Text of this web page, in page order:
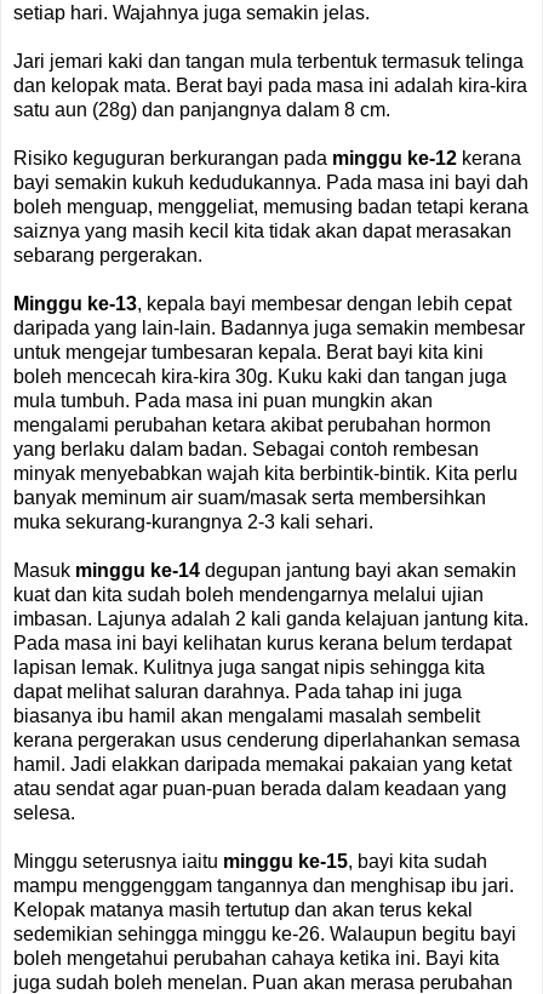
setiap hari. Wajahnya juga semakin jelas.
Jari jemari kaki dan tangan mula terbentuk termasuk telinga
dan kelopak mata. Berat bayi pada masa ini adalah kira-kira
satu aun (28g) dan panjangnya dalam 8 cm.
Risiko keguguran berkurangan pada minggu ke-12 kerana
bayi semakin kukuh kedudukannya. Pada masa ini bayi dah
boleh menguap, menggeliat, memusing badan tetapi kerana
saiznya yang masih kecil kita tidak akan dapat merasakan
sebarang pergerakan.
Minggu ke-13, kepala bayi membesar dengan lebih cepat
daripada yang lain-lain. Badannya juga semakin membesar
untuk mengejar tumbesaran kepala. Berat bayi kita kini
boleh mencecah kira-kira 30g. Kuku kaki dan tangan juga
mula tumbuh. Pada masa ini puan mungkin akan
mengalami perubahan ketara akibat perubahan hormon
yang berlaku dalam badan. Sebagai contoh rembesan
minyak menyebabkan wajah kita berbintik-bintik. Kita perlu
banyak meminum air suam/masak serta membersihkan
muka sekurang-kurangnya 2-3 kali sehari.
Masuk minggu ke-14 degupan jantung bayi akan semakin
kuat dan kita sudah boleh mendengarnya melalui ujian
imbasan. Lajunya adalah 2 kali ganda kelajuan jantung kita.
Pada masa ini bayi kelihatan kurus kerana belum terdapat
lapisan lemak. Kulitnya juga sangat nipis sehingga kita
dapat melihat saluran darahnya. Pada tahap ini juga
biasanya ibu hamil akan mengalami masalah sembelit
kerana pergerakan usus cenderung diperlahankan semasa
hamil. Jadi elakkan daripada memakai pakaian yang ketat
atau sendat agar puan-puan berada dalam keadaan yang
selesa.
Minggu seterusnya iaitu minggu ke-15, bayi kita sudah
mampu menggenggam tangannya dan menghisap ibu jari.
Kelopak matanya masih tertutup dan akan terus kekal
sedemikian sehingga minggu ke-26. Walaupun begitu bayi
boleh mengetahui perubahan cahaya ketika ini. Bayi kita
juga sudah boleh menelan. Puan akan merasa perubahan